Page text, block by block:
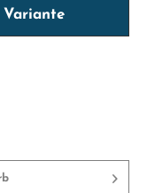
Variante